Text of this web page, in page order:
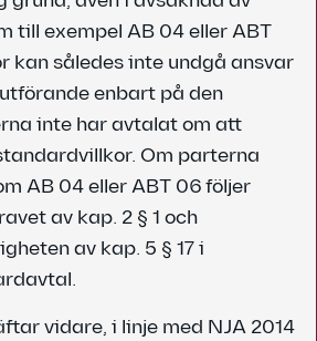
till exempel AB 04 eller ABT
kan således inte undgå ansvar
enbart på den
inte har avtalat om att
Om parterna
AB 04 eller ABT 06 följer
av kap. 2 § 1 och
av kap. 5 § 17 i
vidare, i linje med NJA 2014